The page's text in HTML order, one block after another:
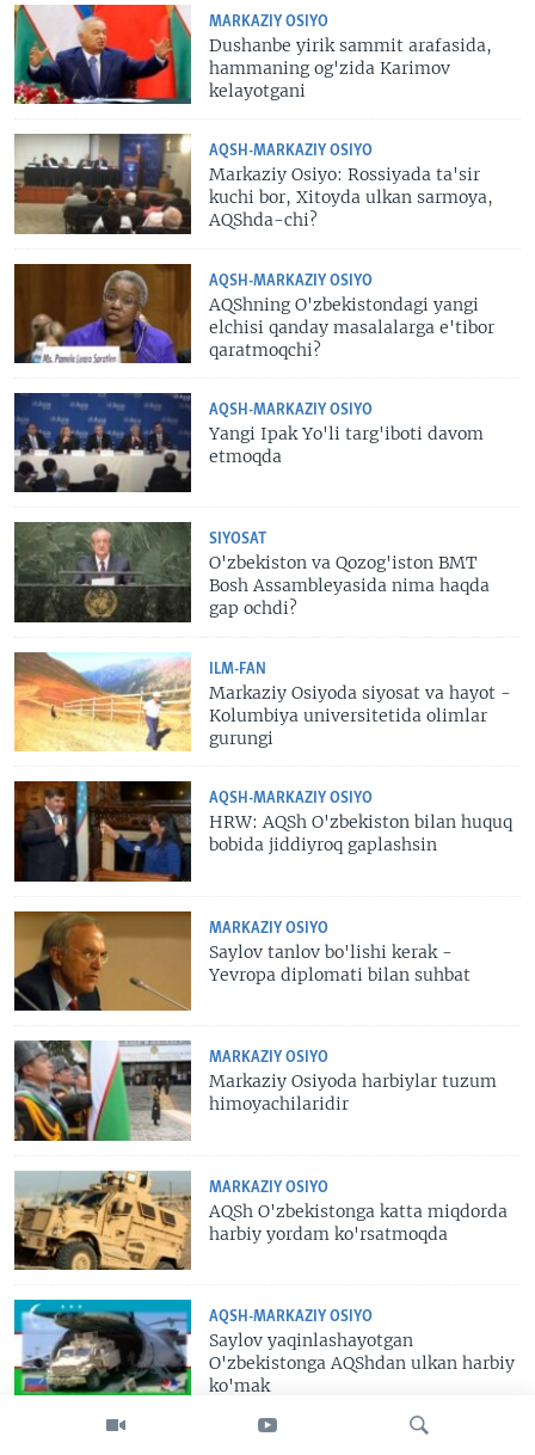
MARKAZIY OSIYO
Dushanbe yirik sammit arafasida,
hammaning og'zida Karimov
kelayotgani
AQSH-MARKAZIY OSIYO
Markaziy Osiyo: Rossiyada ta'sir
kuchi bor, Xitoyda ulkan sarmoya,
AQShda-chi?
AQSH-MARKAZIY OSIYO
AQShning O'zbekistondagi yangi
elchisi qanday masalalarga e'tibor
qaratmoqchi?
AQSH-MARKAZIY OSIYO
Yangi Ipak Yo'li targ'iboti davom
etmoqda
SIYOSAT
O'zbekiston va Qozog'iston BMT
Bosh Assambleyasida nima haqda
gap ochdi?
ILM-FAN
Markaziy Osiyoda siyosat va hayot -
Kolumbiya universitetida olimlar
gurungi
AQSH-MARKAZIY OSIYO
HRW: AQSh O'zbekiston bilan huquq
bobida jiddiyroq gaplashsin
MARKAZIY OSIYO
Saylov tanlov bo'lishi kerak -
Yevropa diplomati bilan suhbat
MARKAZIY OSIYO
Markaziy Osiyoda harbiylar tuzum
himoyachilaridir
MARKAZIY OSIYO
AQSh O'zbekistonga katta miqdorda
harbiy yordam ko'rsatmoqda
AQSH-MARKAZIY OSIYO
Saylov yaqinlashayotgan
O'zbekistonga AQShdan ulkan harbiy
ko'mak